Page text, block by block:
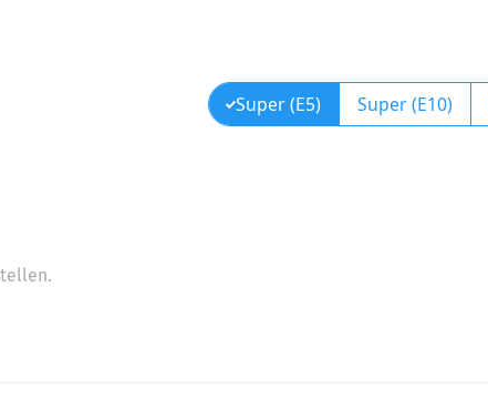
Super (E5) Super (E10)